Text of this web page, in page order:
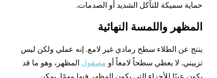
حماية سميكة للتآكل الشديد أو الصدمات.
المظهر واللمسة النهائية
ينتج عن الطلاء سطح رمادي غير لامع. إنه عملي ولكن ليس
تزييني. لا يعطي سطحاً لامعاً أو مصقول المظهر، وهو ما قد
يكون عيبًا للأجزاء التي يكون المظهر فيها مهمًا. يمكن